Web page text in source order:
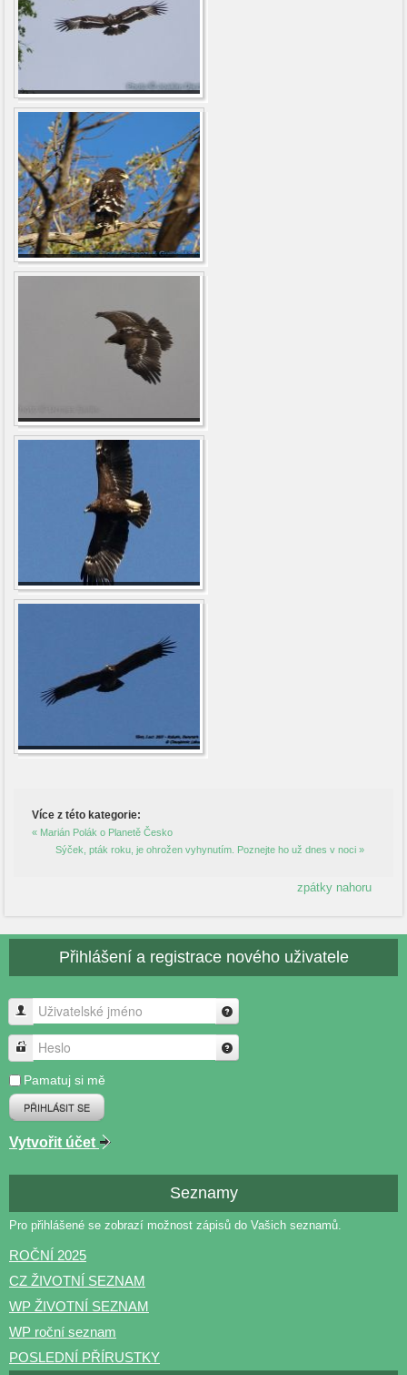
Více z této kategorie:
« Marián Polák o Planetě Česko
Sýček, pták roku, je ohrožen vyhynutím. Poznejte ho už dnes v noci »
zpátky nahoru
Přihlášení a registrace nového uživatele
Uživatelské jméno
Heslo
Pamatuj si mě
PŘIHLÁSIT SE
Vytvořit účet
Seznamy
Pro přihlášené se zobrazí možnost zápisů do Vašich seznamů.
ROČNÍ 2025
CZ ŽIVOTNÍ SEZNAM
WP ŽIVOTNÍ SEZNAM
WP roční seznam
POSLEDNÍ PŘÍRUSTKY